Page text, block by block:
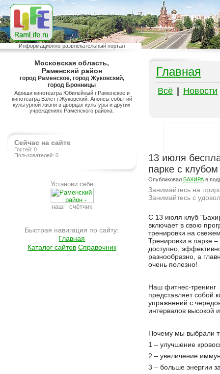
Информационно-развлекательный портал
Московская область,
Раменский район
город Раменское, город Жуковский,
город Бронницы
Афиши кинотеатра Юбилейный г.Раменское и
кинотеатра Взлёт г.Жуковский. Анонсы событий
культурной жизни в дворцах культуры и других
учреждениях Раменского района.
Сейчас на сайте
Гостей: 0
Пользователей: 0
Установи себе
наш счётчик
Быстрая навигация по сайту:
Главная
Каталог сайтов Справочник
Главная
Всё Новости
13 июля
парке с
Опубликовал БАХИРА в
Занимайтесь на
Занимайтесь с
С 13 июля клуб
включает в свою
тренировки на
Тренировки в парке –
доступно,
разнообразно, а
очень полезно!
Наш фитнес-тренинг
представляет собой
упражнений с
интервалов высокой
Почему мы выбрали
1 – улучшение
2 – увеличение
3 – больше энергии